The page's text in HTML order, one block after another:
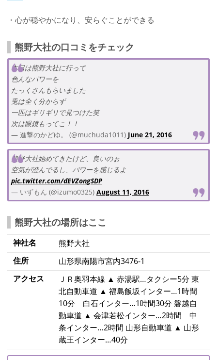
・心が穏やかになり、安らぐことができる
熊野大社の口コミをチェック
本日は熊野大社に行って
色んなパワーを
たっくさんもらいました
兎は全く分からず
一匹はギリギリで見つけた笑
次は眼鏡もってこ！！
— 進撃のかどゆ。 (@muchuda1011) June 21, 2016
熊野大社始めてきたけど、良いのぉ
空気が澄んでるし、パワーを感じるよ
pic.twitter.com/dEVZongSDP
— いずもん (@izumo0325) August 11, 2016
熊野大社の場所はここ
神社名
熊野大社
住所
山形県南陽市宮内3476-1
アクセス
ＪＲ奥羽本線 ▲ 赤湯駅…タクシー5分 東
北自動車道 ▲ 福島飯坂インター…1時間
10分 白石インター…1時間30分 磐越自
動車道 ▲ 会津若松インター…2時間 中
条インター…2時間 山形自動車道 ▲ 山形
蔵王インター…40分